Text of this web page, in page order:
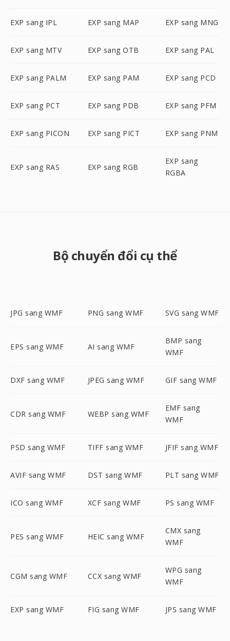
EXP sang IPL EXP sang MAP EXP sang MNG
EXP sang MTV EXP sang OTB EXP sang PAL
EXP sang PALM EXP sang PAM EXP sang PCD
EXP sang PCT EXP sang PDB EXP sang PFM
EXP sang PICON EXP sang PICT EXP sang PNM
EXP sang RAS EXP sang RGB
EXP sang
RGBA
Bộ chuyển đổi cụ thể
JPG sang WMF PNG sang WMF SVG sang WMF
EPS sang WMF AI sang WMF
BMP sang
WMF
DXF sang WMF JPEG sang WMF GIF sang WMF
CDR sang WMF WEBP sang WMF
EMF sang
WMF
PSD sang WMF TIFF sang WMF JFIF sang WMF
AVIF sang WMF DST sang WMF PLT sang WMF
ICO sang WMF XCF sang WMF PS sang WMF
PES sang WMF HEIC sang WMF
CMX sang
WMF
CGM sang WMF CCX sang WMF
WPG sang
WMF
EXP sang WMF FIG sang WMF JPS sang WMF